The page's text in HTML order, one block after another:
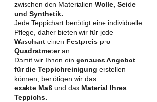
zwischen den Materialien Wolle, Seide
und Synthetik.
Jede Teppichart benötigt eine individuelle
Pflege, daher bieten wir für jede
Waschart einen Festpreis pro
Quadratmeteran.
Damit wir Ihnen ein genaues Angebot
für die Teppichreinigung erstellen
können, benötigen wir das
exakte Maß und das Material Ihres
Teppichs.